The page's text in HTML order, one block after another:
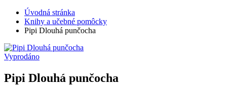
Úvodná stránka
Knihy a učebné pomôcky
Pipi Dlouhá punčocha
Vyprodáno
Pipi Dlouhá punčocha